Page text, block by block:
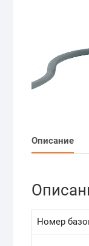
Описание
Номер